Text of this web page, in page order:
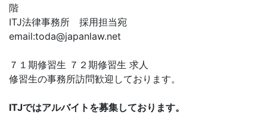
階
ITJ法律事務所 採用担当宛
email:toda@japanlaw.net
７１期修習生 ７２期修習生 求人
修習生の事務所訪問歓迎しております。
ITJではアルバイトを募集しております。